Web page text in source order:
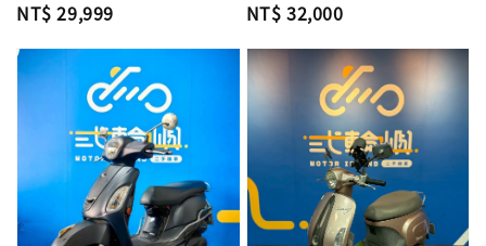
Regular
NT$ 29,999
Regular
NT$ 32,000